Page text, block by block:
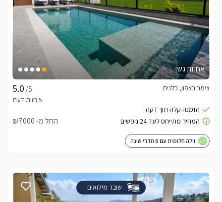
אחוזת גשן
/5
צימר בצפון, כלנית
החל מ- ₪7000
וילה חלומית עם 6 חדרי שינה
שובר מילואים